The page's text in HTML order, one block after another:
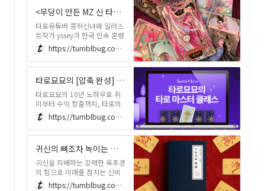
<무당이 만든 MZ 신 타로: 귀문방>
타로유튜버 콩쥐신녀와 일러스
트작가 yssey가 한국 민속 혼령
을 기반으로 만든 신 타로카드https://tumblbug.com/beenmouse
타로묘묘의 [압축 완성] 타로 마스터클래스
타로묘묘의 10년 노하우로 취
미부터 수익 창출까지, 타로의
모든 것을 배워보세요
https://tumblbug.com/dacheunclass
귀신의 뼈조차 녹이는 조선왕실의 점술도구 <십자천경 영패>
귀신을 지배하는 강력한 옥추경
의 힘으로 미래를 점치는 신비
로운 부적 점술 카드입니다
https://tumblbug.com/sipja